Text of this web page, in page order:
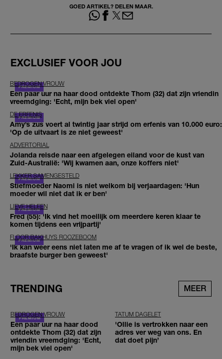
GOED ARTIKEL? DELEN MAAR.
EXCLUSIEF VOOR JOU
BEDROGEN VROUW
Een paar uur na haar dood ontdekte Thom (32) dat zijn vriendin
vreemdging: 'Echt, mijn bek viel open'
DE ERFENIS
Amy’s zus voert al twintig jaar strijd om erfenis van 10.000 euro:
'Op de uitvaart is ze niet geweest'
ADVERTORIAL
Jolanda reisde naar een afgelegen eiland voor de kust van
Zuid-Australië: 'Wij kwamen aan, onze koffers niet'
LEKKER SAMENGESTELD
Stiefmoeder Naomi is niet welkom bij verjaardagen: 'Hun
moeder wil niet dat ik er ben'
LIEVE HELEEN
Fred (55): 'Ik vind het moeilijk om meerdere keren klaar te
komen tijdens een vrijpartij'
FLOOR BAKHUYS ROOZEBOOM
'Ik kan weer eens niet laten me af te vragen of ik wel de beste,
braafste burger ben geweest'
TRENDING MEER
BEDROGEN VROUW
Een paar uur na haar dood
ontdekte Thom (32) dat zijn
vriendin vreemdging: 'Echt,
mijn bek viel open'
TATUM DAGELET
'Ollie is vertrokken naar een
adres ver weg van ons. En
dat doet pijn’